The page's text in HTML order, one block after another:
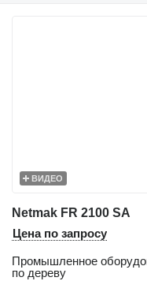
ВИДЕО
Netmak FR 2100 SA
Цена по запросу
Промышленное
по дереву